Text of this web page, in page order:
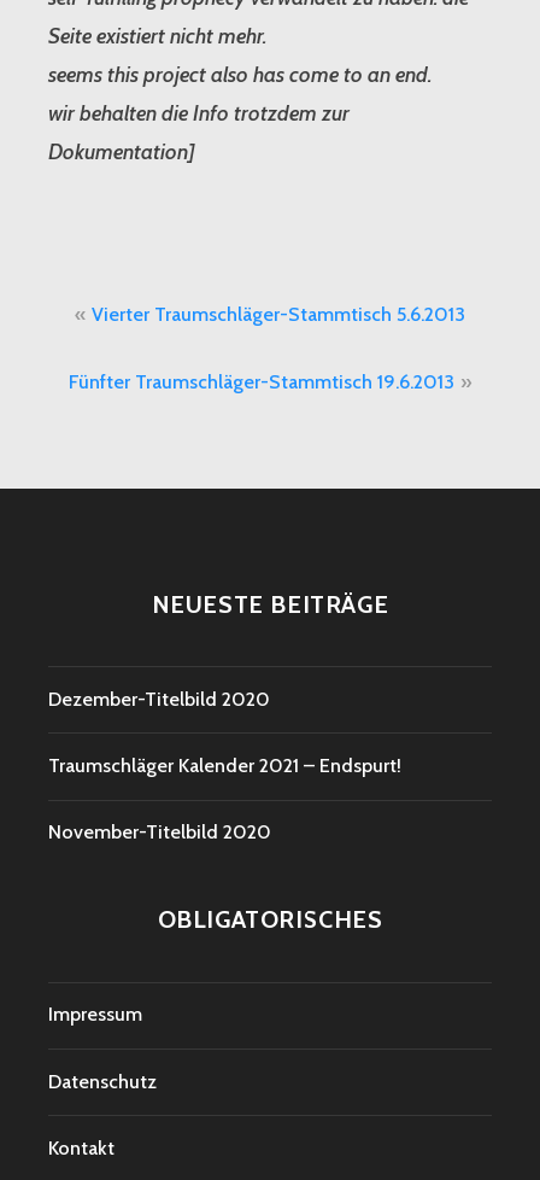
Seite existiert nicht mehr.
seems this project also has come to an end.
wir behalten die Info trotzdem zur
Dokumentation]
Beitragsnavigation
Vierter Traumschläger-Stammtisch 5.6.2013
Fünfter Traumschläger-Stammtisch 19.6.2013
NEUESTE BEITRÄGE
Dezember-Titelbild 2020
Traumschläger Kalender 2021 – Endspurt!
November-Titelbild 2020
OBLIGATORISCHES
Impressum
Datenschutz
Kontakt